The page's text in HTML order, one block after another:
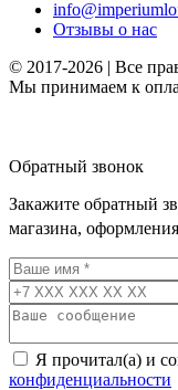
Отзывы о нас
© 2017-2026 | Все
Мы принимаем к
Обратный звонок
Закажите обратный
магазина,
Я прочитал(а) и
конфиденциальности